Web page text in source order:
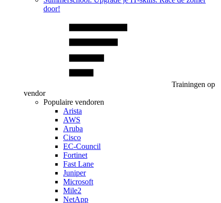
door!
Trainingen op
vendor
Populaire vendoren
Arista
AWS
Aruba
Cisco
EC-Council
Fortinet
Fast Lane
Juniper
Microsoft
Mile2
NetApp